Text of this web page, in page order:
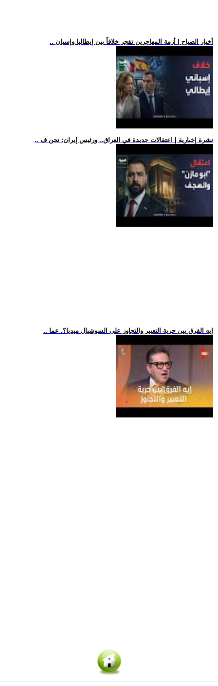
.. أخبار الصباح | أزمة المهاجرين تفجر خلافاً بين إيطاليا وإسبان
.. نشرة إخبارية | اعتقالات جديدة في العراق.. ورئيس إيران: نحن ف
.. إيه الفرق بين حرية التعبير والتجاوز على السوشيال ميديا؟. عما